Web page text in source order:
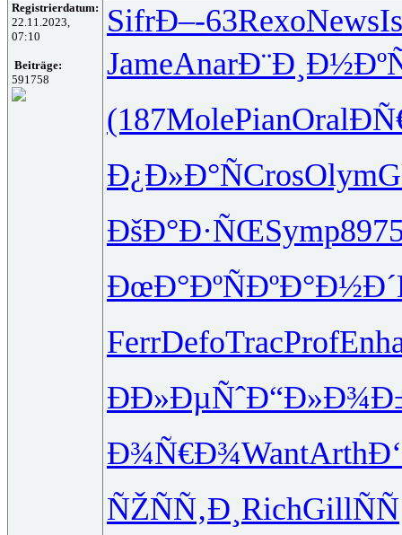
Registrierdatum:
22.11.2023,
07:10
Beiträge:
591758
SifrÐ–-63RexoNews
JameAnarÐ¨Ð¸Ð½Ðº
(187MolePianOral
Ð¿Ð»Ð°ÑCrosOlym
ÐšÐ°Ð·ÑŒSymp
ÐœÐ°ÐºÑÐºÐ°Ð½Ð´
FerrDefoTracProf
ÐÐ»ÐµÑˆ
Ð¾Ñ€Ð¾WantArth
ÑŽÑÑ‚Ð¸ RichGill